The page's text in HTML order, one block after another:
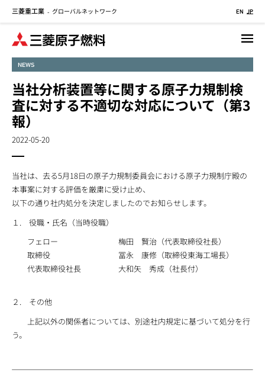
三菱重工業 - グローバルネットワーク EN JP
NEWS
当社分析装置等に関する原子力規制検
査に対する不適切な対応について（第3
報）
2022-05-20
当社は、去る5月18日の原子力規制委員会における原子力規制庁殿の
本事案に対する評価を厳粛に受け止め、
以下の通り社内処分を決定しましたのでお知らせします。
１. 役職・氏名（当時役職）
フェロー
梅田 賢治（代表取締役社長）
取締役
冨永 康修（取締役東海工場長）
代表取締役社長
大和矢 秀成（社長付）
２. その他
上記以外の関係者については、別途社内規定に基づいて処分を行
う。